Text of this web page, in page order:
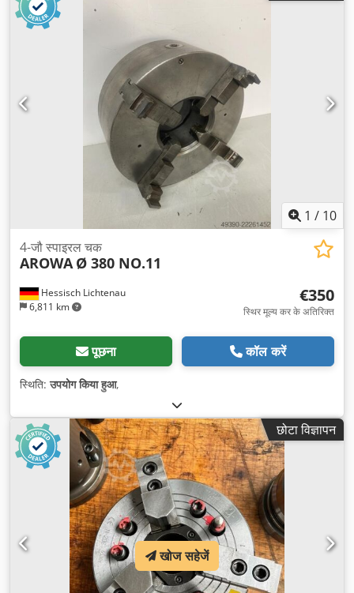
1 / 10
Hessisch Lichtenau
6,811 km
4-जौ स्पाइरल चक
AROWA Ø 380 NO.11
€350
स्थिर मूल्य कर के अतिरिक्त
पूछना कॉल करें
स्थिति:उपयोग किया हुआ,
छोटा विज्ञापन
खोज सहेजें